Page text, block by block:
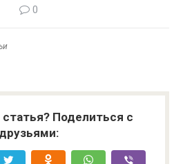
0
Поделиться с
друзьями: